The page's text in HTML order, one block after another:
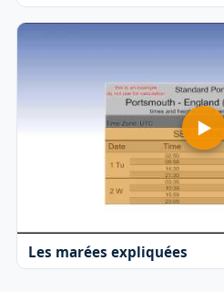
Les marées expliquées